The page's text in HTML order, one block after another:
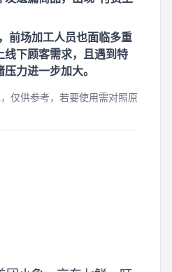
前场加工人员也面临多重
线下顾客需求，且遇到特
力进一步加大。
仅供参考，若要使用需对照原